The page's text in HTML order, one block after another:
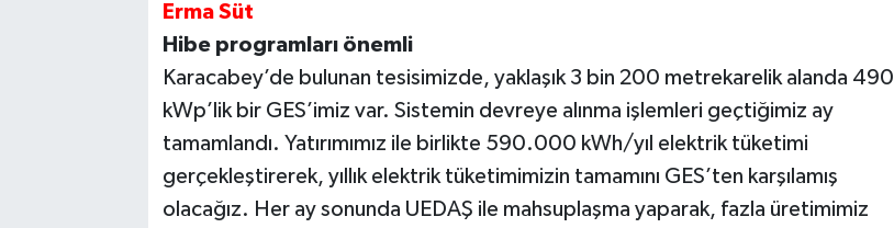
Erma Süt
Hibe programları önemli
Karacabey’de bulunan tesisimizde, yaklaşık 3 bin 200 metrekarelik alanda 490
kWp’lik bir GES’imiz var. Sistemin devreye alınma işlemleri geçtiğimiz ay
tamamlandı. Yatırımımız ile birlikte 590.000 kWh/yıl elektrik tüketimi
gerçekleştirerek, yıllık elektrik tüketimimizin tamamını GES’ten karşılamış
olacağız. Her ay sonunda UEDAŞ ile mahsuplaşma yaparak, fazla üretimimiz